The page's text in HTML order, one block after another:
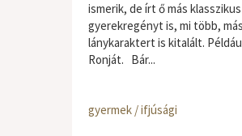
ismerik, de írt ő más klasszikus
gyerekregényt is, mi több,
lánykaraktert is kitalált.
Ronját. Bár...
gyermek / ifjúsági